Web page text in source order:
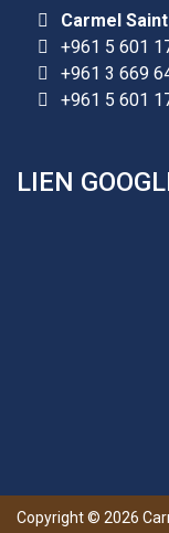
l’avance.
+961 25 601 171
+961 25 601
+961 3 669 641
+961 25 601
Carmel
+961 5 601
+961 3 669
+961 5 601
LIEN
Copyright © 2026